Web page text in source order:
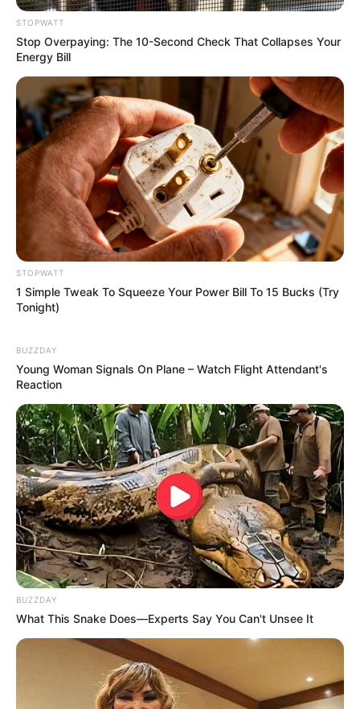
The Adorable Model For Simba In The Lion King
Remake
BRAINBERRIES
TV Couples Who Would Never Be Together: 9 Is Just
Too Weird
BRAINBERRIES
I Bet You Didn't Know It Was Really Happening?
BRAINBERRIES
STOPWATT
Stop Overpaying: The 10-Second Check That Collapses Your
Energy Bill
STOPWATT
1 Simple Tweak To Squeeze Your Power Bill To 15 Bucks (Try
Tonight)
BUZZDAY
Young Woman Signals On Plane – Watch Flight Attendant's
Reaction
BUZZDAY
What This Snake Does—Experts Say You Can't Unsee It